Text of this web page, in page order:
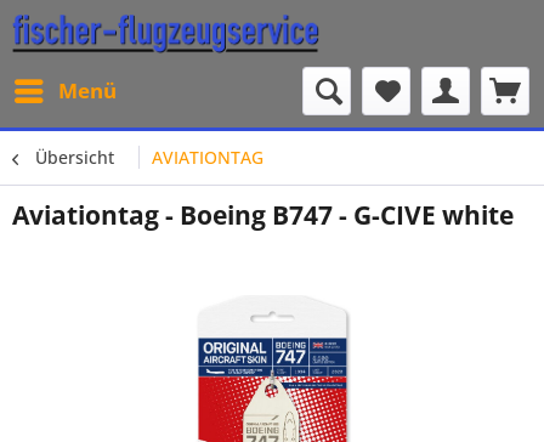
Menü
Übersicht AVIATIONTAG
Aviationtag - Boeing B747 - G-CIVE white